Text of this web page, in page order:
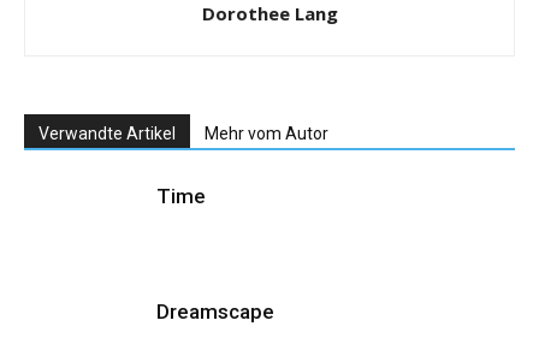
Dorothee Lang
Verwandte Artikel Mehr vom Autor
Time
Dreamscape